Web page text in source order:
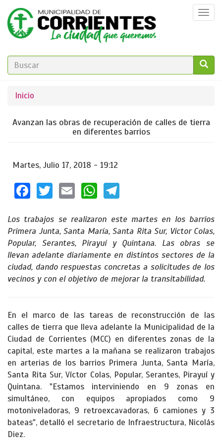
Pasar
contenido
principal
FORMULARIO
BÚSQUEDA
Se
encuentra
Inicio
Avanzan las obras de recuperación de calles de tierra
en diferentes barrios
Martes, Julio 17, 2018 - 19:12
Facebook
TwitterEmailWhatsApp
Los trabajos se realizaron este martes en los barrios
Primera Junta, Santa María, Santa Rita Sur, Víctor Colas,
Popular, Serantes, Pirayuí y Quintana. Las obras se
llevan adelante diariamente en distintos sectores de la
ciudad, dando respuestas concretas a solicitudes de los
vecinos y con el objetivo de mejorar la transitabilidad.
En el marco de las tareas de reconstrucción de las
calles de tierra que lleva adelante la Municipalidad de la
Ciudad de Corrientes (MCC) en diferentes zonas de la
capital, este martes a la mañana se realizaron trabajos
en arterias de los barrios Primera Junta, Santa María,
Santa Rita Sur, Víctor Colas, Popular, Serantes, Pirayuí y
Quintana. "Estamos interviniendo en 9 zonas en
simultáneo, con equipos apropiados como 9
motoniveladoras, 9 retroexcavadoras, 6 camiones y 3
bateas", detalló el secretario de Infraestructura, Nicolás
Diez.